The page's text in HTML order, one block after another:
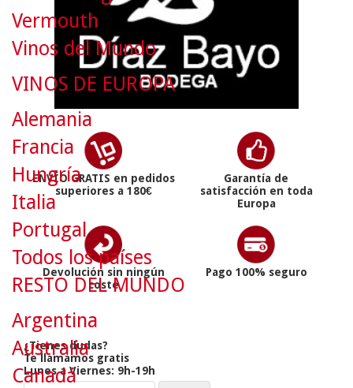
ENVÍO GRATIS en pedidos
superiores a 180€
Garantía de
satisfacción en toda
Europa
Devolución sin ningún
coste
Pago 100% seguro
¿Tienes dudas?
Te llamamos gratis
Lunes a Viernes: 9h-19h
Vermouth
Vinos del Mundo
VINOS DE EUROPA
Alemania
Francia
Hungría
Italia
Portugal
Todos los países
RESTO DEL MUNDO
Argentina
Australia
Canadá